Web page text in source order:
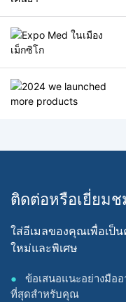
ติดต่อหรือเยี่ยมช
ใส่อีเมลของคุณเพื่อเป็
ใหม่และพิเศษ
● ข้อเสนอแนะอย่างมือ
ที่สุดสำหรับคุณ